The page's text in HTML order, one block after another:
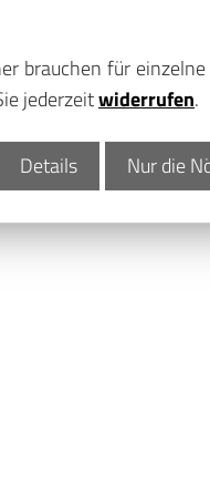
zwischen
brauchen für einzelne
jederzeitwiderrufen.
Details Nur die